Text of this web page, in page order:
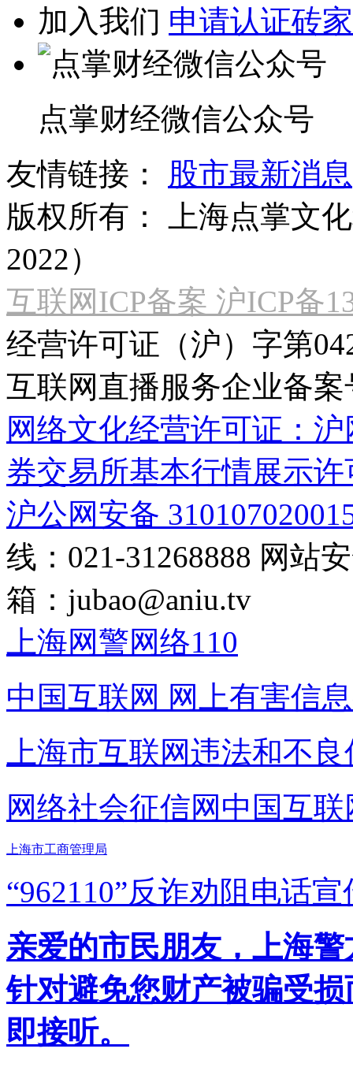
加入我们 申请认证砖家
点掌财经微信公众号
友情链接：
股市最新消息
版权所有：
上海点掌文
2022）
互联网ICP备案 沪ICP备
经营许可证（沪）字第
互联网直播服务企业备案
网络文化经营许可证：
券交易所基本行情展示许
沪公网安备
线：021-31268888 网站
箱： jubao@aniu.tv
上海网警网络110
中国互联网 网上有害信
上海市互联网违法和不
网络社会征信网 中国互
上海市工商管理局
“962110”反诈劝阻电话宣
亲爱的市民朋友，上海
针对避免您财产被骗受
即接听。